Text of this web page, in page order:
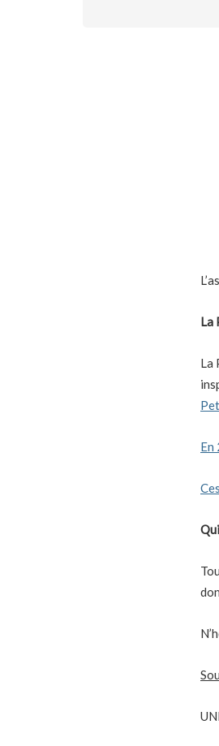
La
La
En